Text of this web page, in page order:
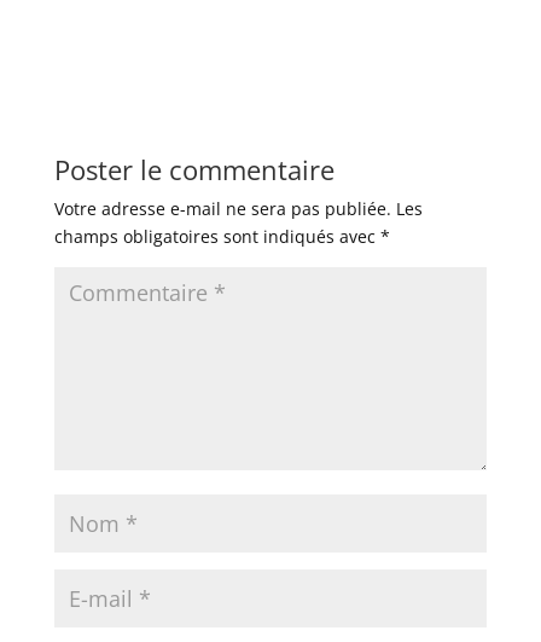
Poster le commentaire
Votre adresse e-mail ne sera pas publiée. Les
champs obligatoires sont indiqués avec *